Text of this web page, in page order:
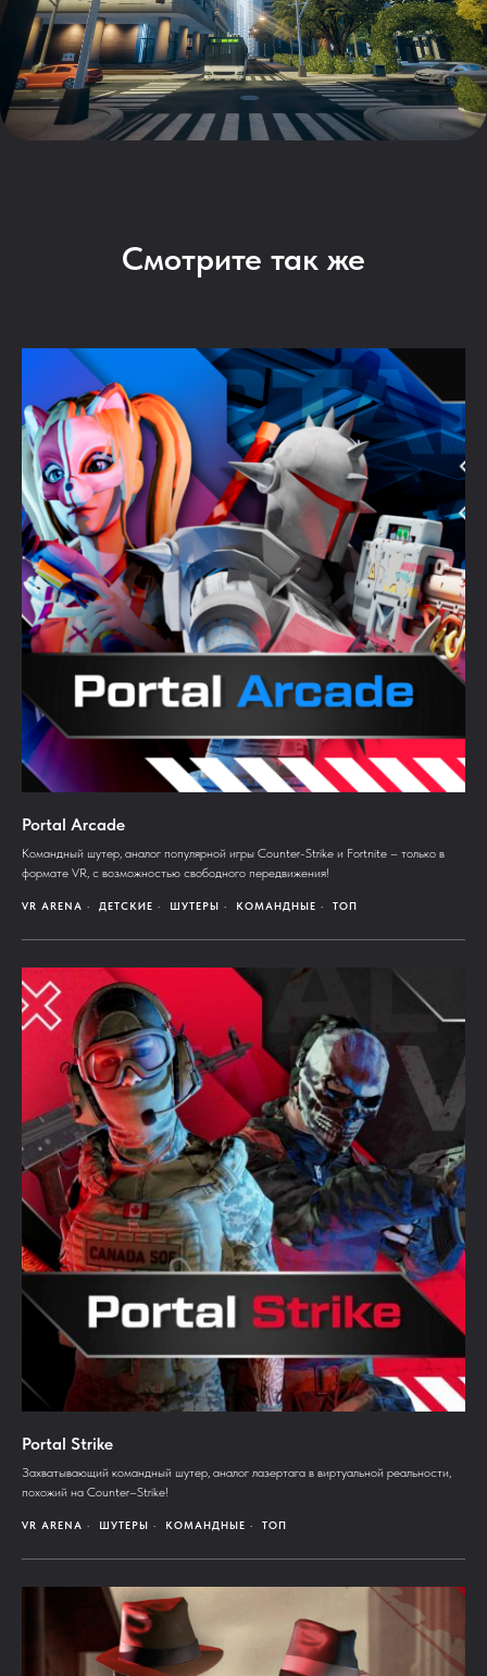
Смотрите так же
Portal Arcade
Командный шутер, аналог популярной игры Counter-Strike и Fortnite – только в
формате VR, с возможностью свободного передвижения!
VR ARENA ДЕТСКИЕ ШУТЕРЫ КОМАНДНЫЕ ТОП
Portal Strike
Захватывающий командный шутер, аналог лазертага в виртуальной реальности,
похожий на Counter–Strike!
VR ARENA ШУТЕРЫ КОМАНДНЫЕ ТОП